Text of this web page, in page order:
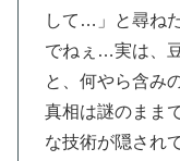
して…」と尋ね
でねぇ…実は、
と、何やら含み
真相は謎のまま
な技術が隠され